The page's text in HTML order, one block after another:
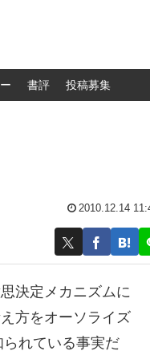
書評 投稿募集
2010.12.14
決定メカニズムに
方をオーソライズ
れている事実だ